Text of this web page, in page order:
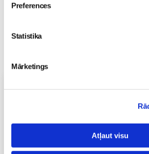
Preferences
Statistika
Mārketings
Atļaut visu
Emocionālā un psiholoģiskā
dzemdībām kopā ar Diānu Zandi